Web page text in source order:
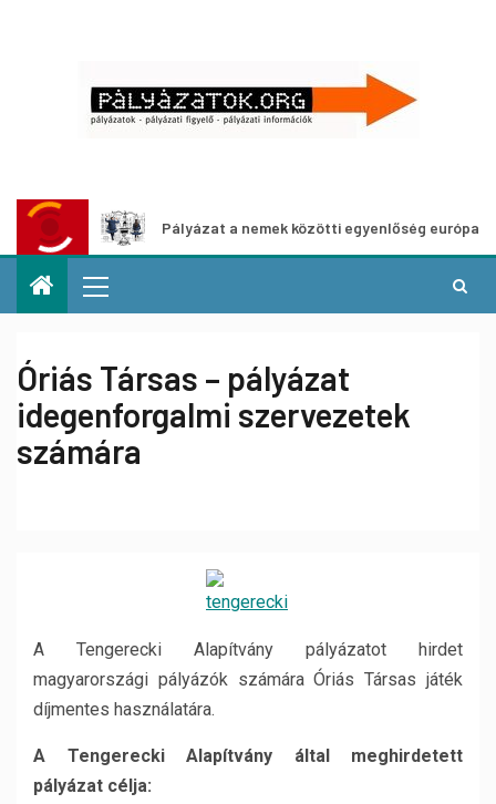
Pályázat a nemek közötti egyenlőség európai
Óriás Társas – pályázat
idegenforgalmi szervezetek
számára
A Tengerecki Alapítvány pályázatot hirdet
magyarországi pályázók számára Óriás Társas játék
díjmentes használatára.
A Tengerecki Alapítvány által meghirdetett
pályázat célja: